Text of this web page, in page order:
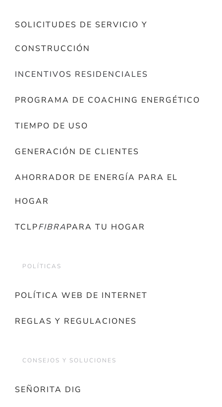
SOLICITUDES DE SERVICIO Y
CONSTRUCCIÓN
INCENTIVOS RESIDENCIALES
PROGRAMA DE COACHING ENERGÉTICO
TIEMPO DE USO
GENERACIÓN DE CLIENTES
AHORRADOR DE ENERGÍA PARA EL
HOGAR
TCLPFIBRAPARA TU HOGAR
POLÍTICAS
POLÍTICA WEB DE INTERNET
REGLAS Y REGULACIONES
CONSEJOS Y SOLUCIONES
SEÑORITA DIG